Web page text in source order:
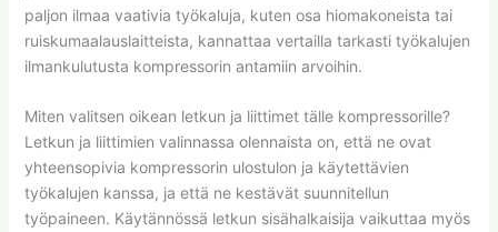
paljon ilmaa vaativia työkaluja, kuten osa hiomakoneista tai
ruiskumaalauslaitteista, kannattaa vertailla tarkasti työkalujen
ilmankulutusta kompressorin antamiin arvoihin.
Miten valitsen oikean letkun ja liittimet tälle kompressorille?
Letkun ja liittimien valinnassa olennaista on, että ne ovat
yhteensopivia kompressorin ulostulon ja käytettävien
työkalujen kanssa, ja että ne kestävät suunnitellun
työpaineen. Käytännössä letkun sisähalkaisija vaikuttaa myös